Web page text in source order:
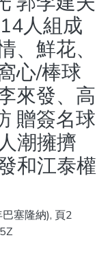
人組成
、鮮花、
心/棒球
來發、高
贈簽名球
潮擁擠
和江泰權
塞隆納), 頁2